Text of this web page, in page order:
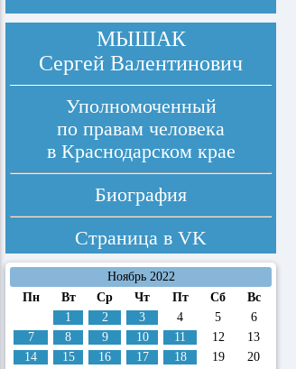
МЫШАК
Сергей Валентинович
Уполномоченный
по правам человека
в Краснодарском крае
Биография
Страница в VK
Ноябрь 2022
Пн
Вт Ср Чт Пт Сб
Вс
1
2 3 4 5
6
7
8 9 10 11 12
13
14
15 16 17 18 19
20